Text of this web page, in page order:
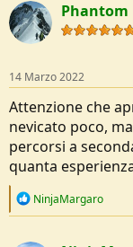
Phantom
14 Marzo 2022
Attenzione che
nevicato poco,
percorsi a
quanta
R
c
NinjaMargaro